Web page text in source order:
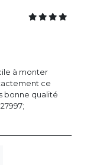
à monter
ce
bonne qualité